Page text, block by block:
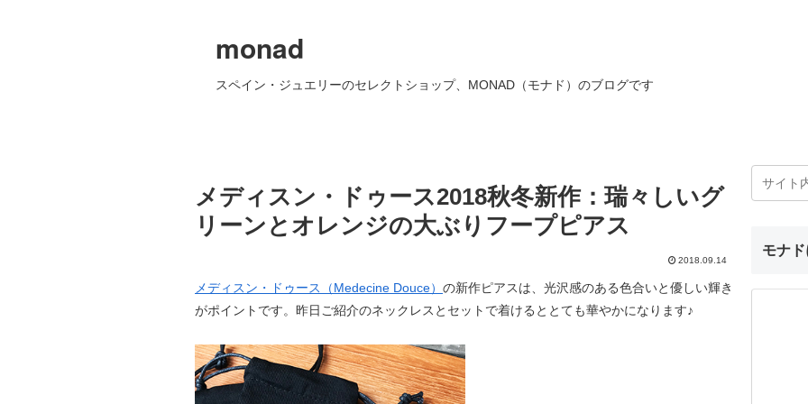
monad
スペイン・ジュエリーのセレクトショップ、MONAD（モナド）のブログです
メディスン・ドゥース2018秋冬新作：瑞々しいグ
リーンとオレンジの大ぶりフープピアス
2018.09.14
メディスン・ドゥース（Medecine Douce） の新作ピアスは、光沢感のある色合いと優しい輝き
がポイントです。昨日ご紹介のネックレスとセットで着けるととても華やかになります♪
モナ